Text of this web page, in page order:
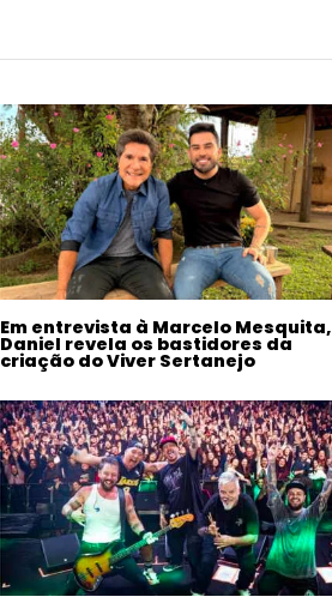
Em entrevista à Marcelo Mesquita,
Daniel revela os bastidores da
criação do Viver Sertanejo